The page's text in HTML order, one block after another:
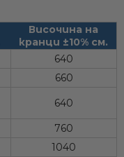
Височина на
кранци ±10% см.
640
660
640
760
1040